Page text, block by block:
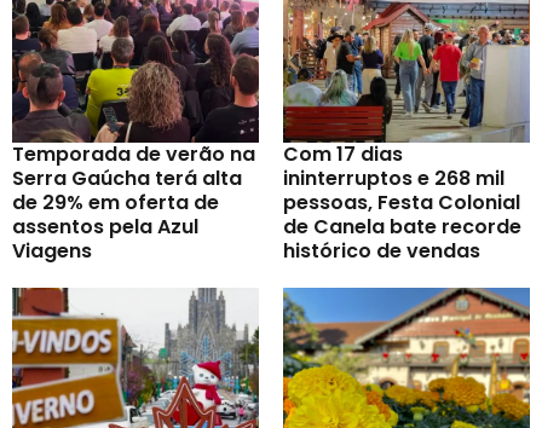
Temporada de verão na
Serra Gaúcha terá alta
de 29% em oferta de
assentos pela Azul
Viagens
Com 17 dias
ininterruptos e 268 mil
pessoas, Festa Colonial
de Canela bate recorde
histórico de vendas